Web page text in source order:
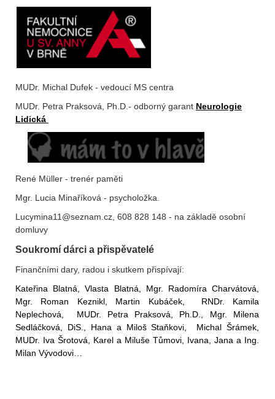
MUDr. Michal Dufek - vedoucí MS centra
MUDr. Petra Praksová, Ph.D.- odborný garant Neurologie
Lidická
René Müller - trenér paměti
Mgr. Lucia Minaříková - psycholožka.
Lucymina11@seznam.cz, 608 828 148 - na základě osobní
domluvy
Soukromí dárci a přispěvatelé
Finančními dary, radou i skutkem přispívají:
Kateřina Blatná, Vlasta Blatná, Mgr. Radomíra Charvátová,
Mgr. Roman Keznikl, Martin Kubáček, RNDr. Kamila
Neplechová, MUDr. Petra Praksová, Ph.D., Mgr. Milena
Sedláčková, DiS., Hana a Miloš Staňkovi, Michal Šrámek,
MUDr. Iva Šrotová, Karel a Miluše Tůmovi, Ivana, Jana a Ing.
Milan Vývodovi…